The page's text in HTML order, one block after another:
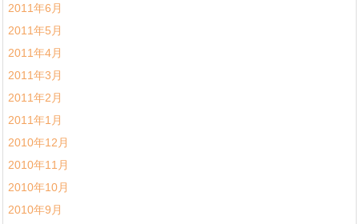
2011年6月
2011年5月
2011年4月
2011年3月
2011年2月
2011年1月
2010年12月
2010年11月
2010年10月
2010年9月